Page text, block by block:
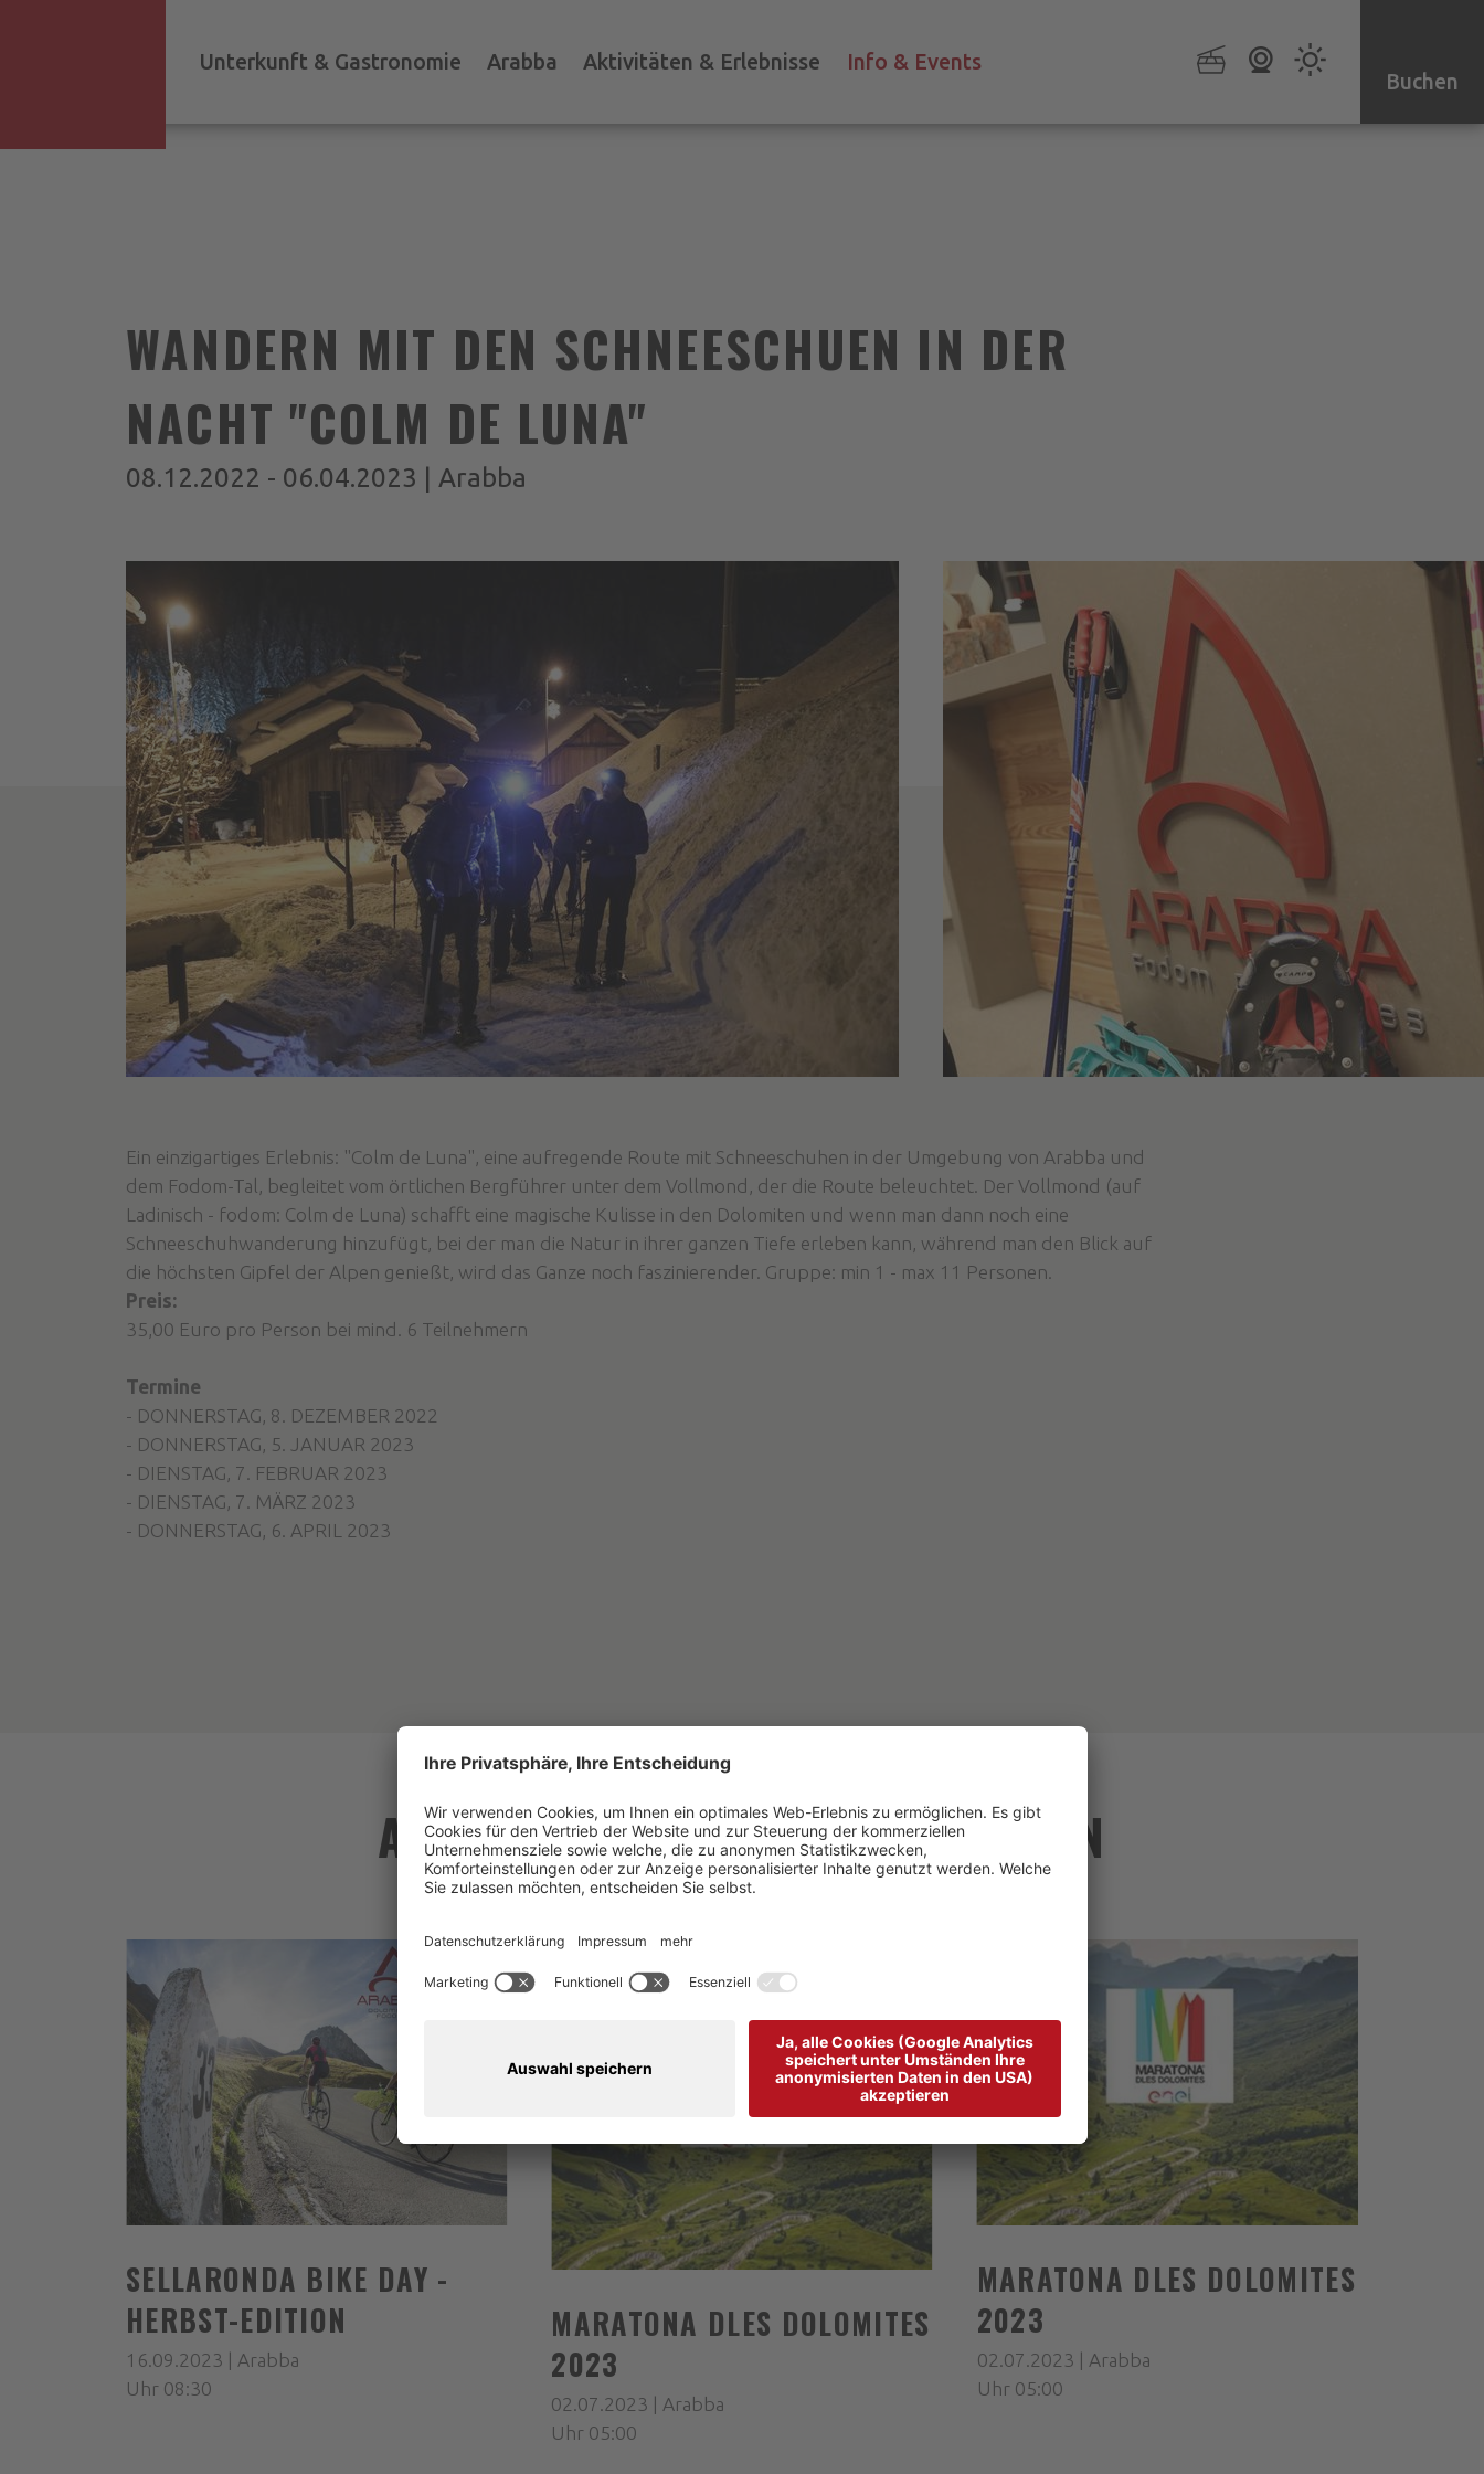
Unterkunft & Gastronomie Arabba Aktivitäten & Erlebnisse
Info & Events
Buchen
WANDERN MIT DEN SCHNEESCHUEN IN DER
NACHT "COLM DE LUNA"
08.12.2022 - 06.04.2023 | Arabba
Ein einzigartiges Erlebnis: "Colm de Luna", eine aufregende Route mit Schneeschuhen in der Umgebung von Arabba und
dem Fodom-Tal, begleitet vom örtlichen Bergführer unter dem Vollmond, der die Route beleuchtet. Der Vollmond (auf
Ladinisch - fodom: Colm de Luna) schafft eine magische Kulisse in den Dolomiten und wenn man dann noch eine
Schneeschuhwanderung hinzufügt, bei der man die Natur in ihrer ganzen Tiefe erleben kann, während man den Blick auf
die höchsten Gipfel der Alpen genießt, wird das Ganze noch faszinierender. Gruppe: min 1 - max 11 Personen.
Preis:
35,00 Euro pro Person bei mind. 6 Teilnehmern
Termine
- DONNERSTAG, 8. DEZEMBER 2022
- DONNERSTAG, 5. JANUAR 2023
- DIENSTAG, 7. FEBRUAR 2023
- DIENSTAG, 7. MÄRZ 2023
- DONNERSTAG, 6. APRIL 2023
AKTIVITÄTEN UND ERFAHRUNGEN
SELLARONDA BIKE DAY -
HERBST-EDITION
16.09.2023 | Arabba
Uhr 08:30
MARATONA DLES DOLOMITES
2023
02.07.2023 | Arabba
Uhr 05:00
MARATONA DLES DOLOMITES
2023
02.07.2023 | Arabba
Uhr 05:00